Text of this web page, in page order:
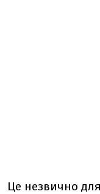
Це незвично для